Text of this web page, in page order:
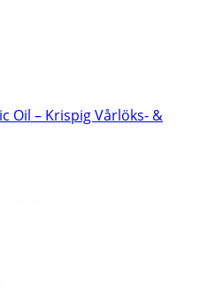
Oil – Krispig Vårlöks- &